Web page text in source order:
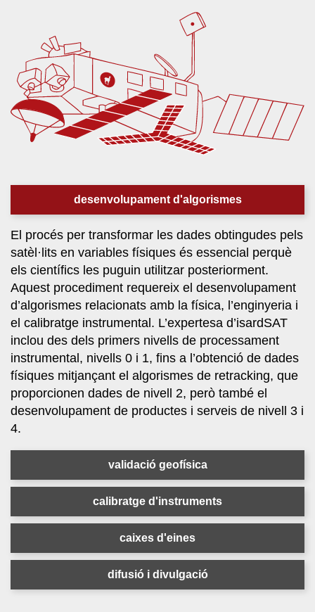
desenvolupament d'algorismes
El procés per transformar les dades obtingudes pels
satèl·lits en variables físiques és essencial perquè
els científics les puguin utilitzar posteriorment.
Aquest procediment requereix el desenvolupament
d’algorismes relacionats amb la física, l’enginyeria i
el calibratge instrumental. L’expertesa d’isardSAT
inclou des dels primers nivells de processament
instrumental, nivells 0 i 1, fins a l’obtenció de dades
físiques mitjançant el algorismes de retracking, que
proporcionen dades de nivell 2, però també el
desenvolupament de productes i serveis de nivell 3 i
4.
validació geofísica
calibratge d'instruments
caixes d'eines
difusió i divulgació